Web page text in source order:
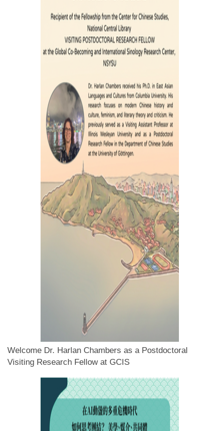
Welcome Dr. Harlan Chambers as a Postdoctoral
Visiting Research Fellow at GCIS